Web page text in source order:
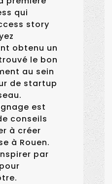
qui
story
obtenu un
le bon
au sein
de startup
est
conseils
à créer
à Rouen.
par